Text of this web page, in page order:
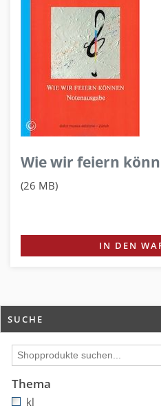
Wie wir feiern
(26 MB)
IN DEN
SUCHE
Thema
kl